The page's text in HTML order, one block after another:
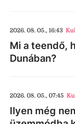
2026. 08. 05., 16:43
Mi a teendő,
Dunában?
2026. 08. 05., 07:45
Ilyen még